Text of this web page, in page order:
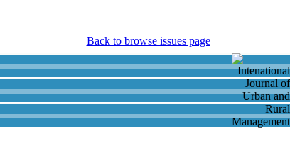
Back to browse issues page